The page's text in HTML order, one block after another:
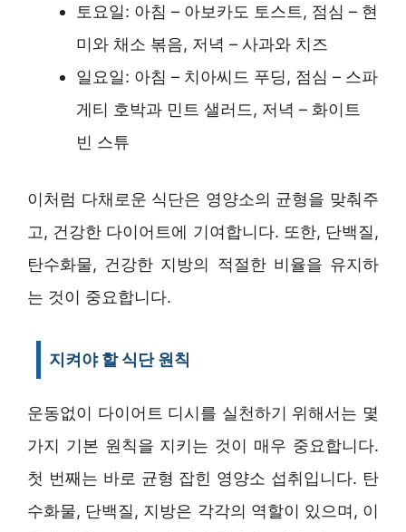
토요일: 아침 – 아보카도 토스트, 점심 – 현
미와 채소 볶음, 저녁 – 사과와 치즈
일요일: 아침 – 치아씨드 푸딩, 점심 – 스파
게티 호박과 민트 샐러드, 저녁 – 화이트
빈 스튜
이처럼 다채로운 식단은 영양소의 균형을 맞춰주
고, 건강한 다이어트에 기여합니다. 또한, 단백질,
탄수화물, 건강한 지방의 적절한 비율을 유지하
는 것이 중요합니다.
지켜야 할 식단 원칙
운동없이 다이어트 디시를 실천하기 위해서는 몇
가지 기본 원칙을 지키는 것이 매우 중요합니다.
첫 번째는 바로 균형 잡힌 영양소 섭취입니다. 탄
수화물, 단백질, 지방은 각각의 역할이 있으며, 이